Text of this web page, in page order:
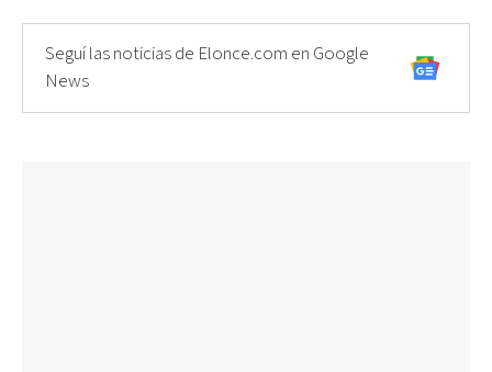
Seguí las noticias de Elonce.com en Google
News